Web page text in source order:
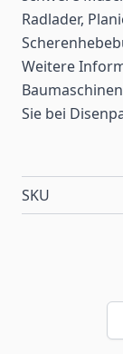
Radlader,
Weitere
Sie bei
SKU